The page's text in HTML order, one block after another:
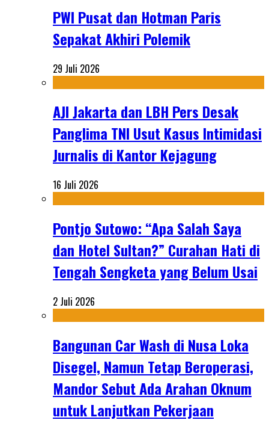
PWI Pusat dan Hotman Paris
Sepakat Akhiri Polemik
29 Juli 2026
AJI Jakarta dan LBH Pers Desak
Panglima TNI Usut Kasus Intimidasi
Jurnalis di Kantor Kejagung
16 Juli 2026
Pontjo Sutowo: “Apa Salah Saya
dan Hotel Sultan?” Curahan Hati di
Tengah Sengketa yang Belum Usai
2 Juli 2026
Bangunan Car Wash di Nusa Loka
Disegel, Namun Tetap Beroperasi,
Mandor Sebut Ada Arahan Oknum
untuk Lanjutkan Pekerjaan